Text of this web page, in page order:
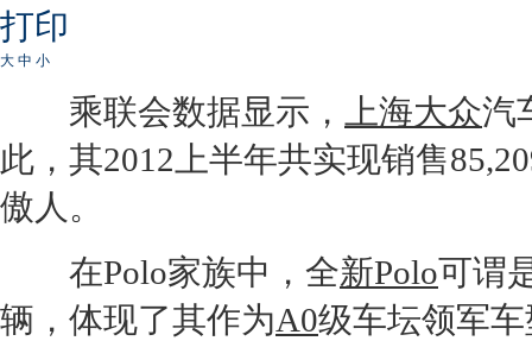
打印
大 中 小
乘联会数据显示， 上海大众汽
此，其2012上半年共实现销售
傲人。
在Polo家族中，全新Polo可谓
辆，体现了其作为A0级车坛领军